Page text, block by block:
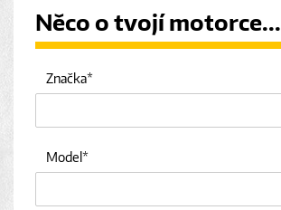
Něco o tvojí motorce...
Značka
Model